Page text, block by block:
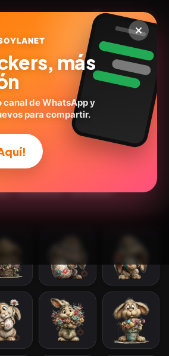
de Pascua 🌷🥚
Stickers
más
canal de WhatsApp y
para compartir.